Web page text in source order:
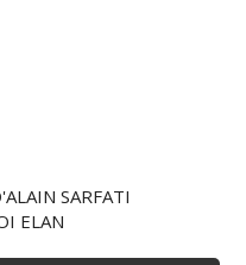
SARFATI
ELAN